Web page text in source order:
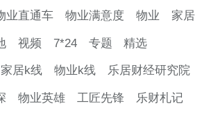
业直通车 物业满意度 物业 家居
视频 7*24 专题 精选
家居k线 物业k线 乐居财经研究院
物业英雄 工匠先锋 乐财札记